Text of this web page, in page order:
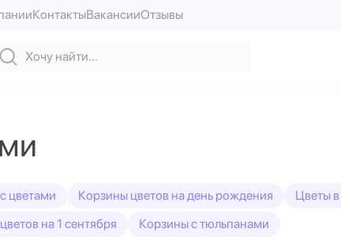
КонтактыВакансииОтзывы
цветами Корзины цветов на день рождения
Цветы
на 1 сентября
Корзины с тюльпанами